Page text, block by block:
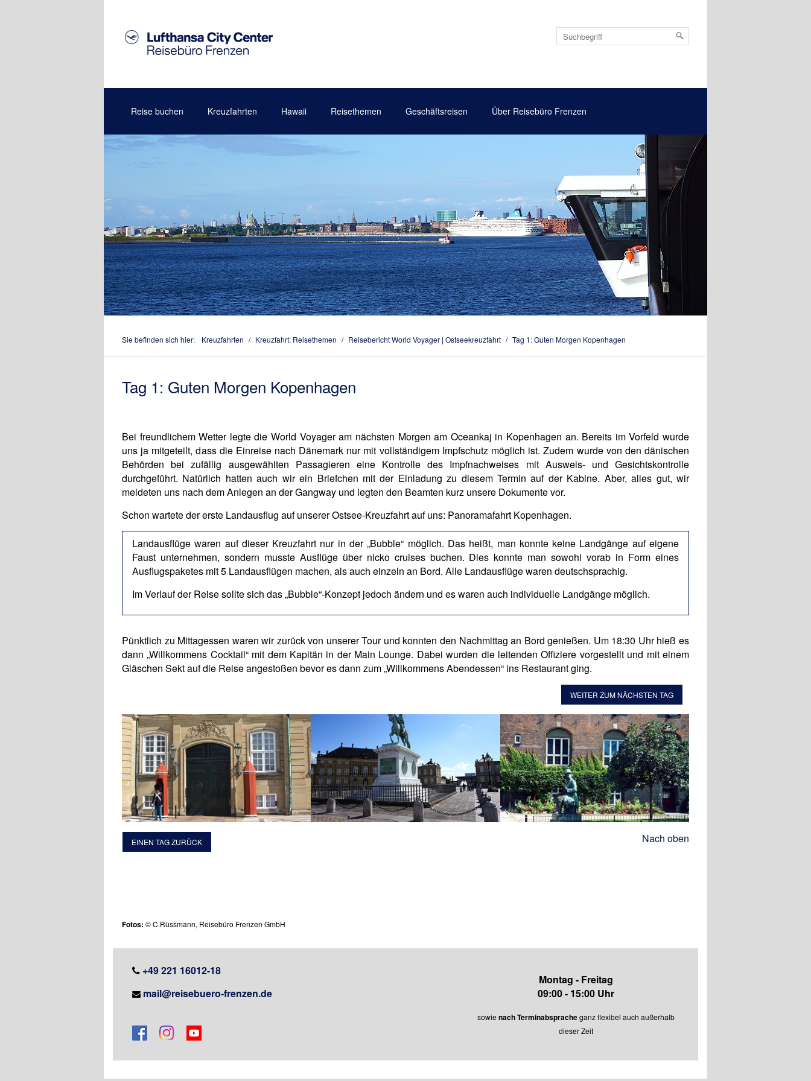
Reise buchen Kreuzfahrten Hawaii Reisethemen Geschäftsreisen Über Reisebüro Frenzen
Sie befinden sich hier: Kreuzfahrten / Kreuzfahrt: Reisethemen / Reisebericht World Voyager | Ostseekreuzfahrt / Tag 1: Guten Morgen Kopenhagen
Tag 1: Guten Morgen Kopenhagen
Bei freundlichem Wetter legte die World Voyager am nächsten Morgen am Oceankaj in Kopenhagen an. Bereits im Vorfeld wurde
uns ja mitgeteilt, dass die Einreise nach Dänemark nur mit vollständigem Impfschutz möglich ist. Zudem wurde von den dänischen
Behörden bei zufällig ausgewählten Passagieren eine Kontrolle des Impfnachweises mit Ausweis- und Gesichtskontrolle
durchgeführt. Natürlich hatten auch wir ein Briefchen mit der Einladung zu diesem Termin auf der Kabine. Aber, alles gut, wir
meldeten uns nach dem Anlegen an der Gangway und legten den Beamten kurz unsere Dokumente vor.
Schon wartete der erste Landausflug auf unserer Ostsee-Kreuzfahrt auf uns: Panoramafahrt Kopenhagen.
Landausflüge waren auf dieser Kreuzfahrt nur in der „Bubble“ möglich. Das heißt, man konnte keine Landgänge auf eigene
Faust unternehmen, sondern musste Ausflüge über nicko cruises buchen. Dies konnte man sowohl vorab in Form eines
Ausflugspaketes mit 5 Landausflügen machen, als auch einzeln an Bord. Alle Landausflüge waren deutschsprachig.
Im Verlauf der Reise sollte sich das „Bubble“-Konzept jedoch ändern und es waren auch individuelle Landgänge möglich.
Pünktlich zu Mittagessen waren wir zurück von unserer Tour und konnten den Nachmittag an Bord genießen. Um 18:30 Uhr hieß es
dann „Willkommens Cocktail“ mit dem Kapitän in der Main Lounge. Dabei wurden die leitenden Offiziere vorgestellt und mit einem
Gläschen Sekt auf die Reise angestoßen bevor es dann zum „Willkommens Abendessen“ ins Restaurant ging.
WEITER ZUM NÄCHSTEN TAG
EINEN TAG ZURÜCK Nach oben
Fotos: © C.Rüssmann, Reisebüro Frenzen GmbH
+49 221 16012-18
mail@reisebuero-frenzen.de
Montag - Freitag
09:00 - 15:00 Uhr
sowienach Terminabspracheganz flexibel auch außerhalb
dieser Zeit